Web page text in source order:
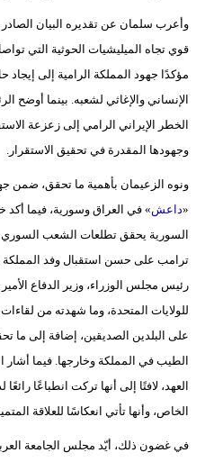
وأعرب سلمان عن تقديره البيان
قوي تجاه الميليشيات الحوثية التي
مؤكدًا جهود المملكة الرامية إلى
الإنساني والإغاثي لشعبه. بينما أوضح
الخطر الإيراني الرامي إلى زعزعة
وجهودها المقدرة في تحقيق الاستقرار.
ونوه الزعيمان بأهمية ما تحقق، ضمن
«داعش» في العراق وسورية، فيما أكد
السورية يحقق تطلعات الشعب السوري
ترامب على حسن استقبال وفد المملكة
رئيس مجلس الوزراء، وزير الدفاع
للولايات المتحدة، وما شهدته من
على البلدين الصديقين، إضافة إلى ما
الطيب في المملكة وخارجها. فيما أشار
العهد، لافتًا إلى أنها تركت انطباعًا
الخاص، وأنها تأتي انعكاسًا للعلاقة
في غضون ذلك، أيّد مجلس الجامعة